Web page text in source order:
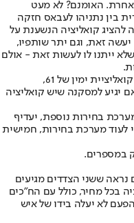
אחרת. האומנם? לא מעט
בין נתניהו לעבאס חזקה
קואליציה הנשענת על
זאת, וגם יתר שותפיו,
ייתנו לו לעשות זאת - אולם
גם בנט עשוי להפתיע ולא להצטרף למשל לקואליציית ימין של 61,
יגיע למסקנה שיש קואליציה
בחירות נוספת, יעדיף
לעוד מערכת בחירות, חמישית
במספרים.
ששני הצדדים מגיעים
בכל מחיר, כולל עם הח"כים
לא יעלה בידו של איש